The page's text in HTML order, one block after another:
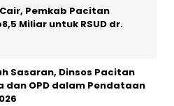
Cair, Pemkab Pacitan
Miliar untuk RSUD dr.
Sasaran, Dinsos Pacitan
dan OPD dalam Pendataan